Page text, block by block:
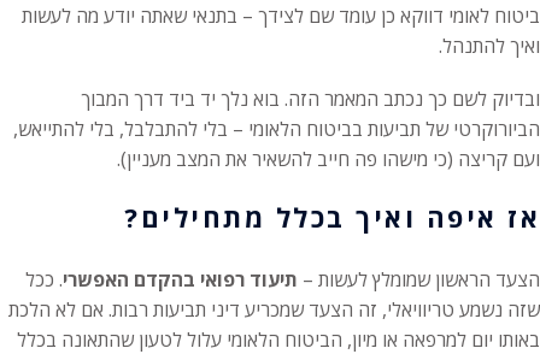
ביטוח לאומי דווקא כן עומד שם לצידך – בתנאי שאתה יודע מה לעשות
ואיך להתנהל.
ובדיוק לשם כך נכתב המאמר הזה. בוא נלך יד ביד דרך המבוך
הביורוקרטי של תביעות בביטוח הלאומי – בלי להתבלבל, בלי להתייאש,
ועם קריצה (כי מישהו פה חייב להשאיר את המצב מעניין).
אז איפה ואיך בכלל מתחילים?
הצעד הראשון שמומלץ לעשות – תיעוד רפואי בהקדם האפשרי. ככל
שזה נשמע טריוויאלי, זה הצעד שמכריע דיני תביעות רבות. אם לא הלכת
באותו יום למרפאה או מיון, הביטוח הלאומי עלול לטעון שהתאונה בכלל